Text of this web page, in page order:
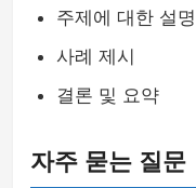
주제에 대한 설명
사례 제시
결론 및 요약
자주 묻는 질문